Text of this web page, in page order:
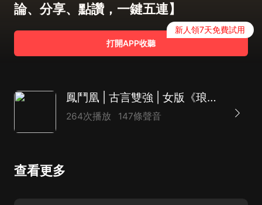
論、分享、點讚，一鍵五連】
打開APP收聽
新人領7天免費試用
鳳鬥凰 | 古言雙強 | 女版《琅琊榜》江湖權謀 | 精品多播
264次播放 147條聲音
查看更多